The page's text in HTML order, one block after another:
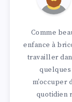
Comme
enfance à
travailler
quelques
m'occuper
quotidien